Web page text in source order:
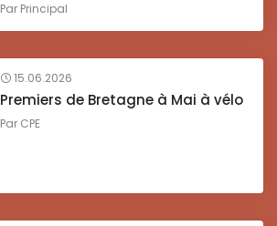
Par Principal
15.06.2026
Premiers de Bretagne à Mai à vélo
Par CPE